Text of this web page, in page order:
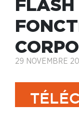
29 NOVEMBRE